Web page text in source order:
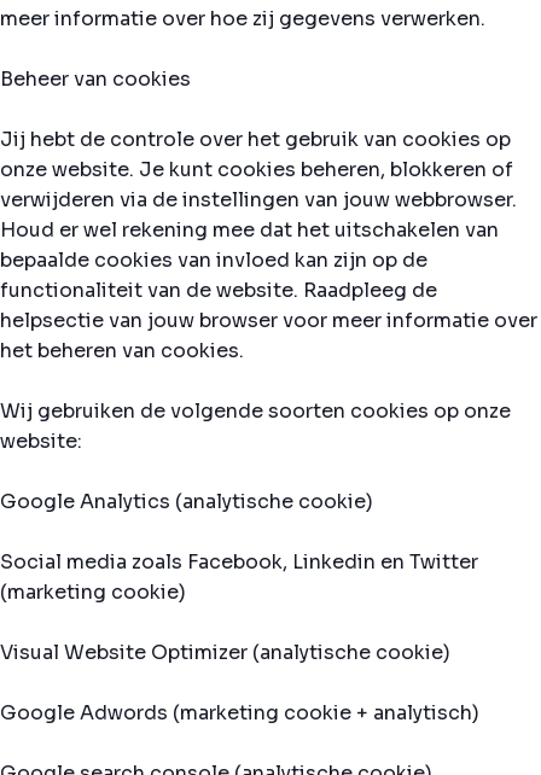
meer informatie over hoe zij gegevens verwerken.
Beheer van cookies
Jij hebt de controle over het gebruik van cookies op
onze website. Je kunt cookies beheren, blokkeren of
verwijderen via de instellingen van jouw webbrowser.
Houd er wel rekening mee dat het uitschakelen van
bepaalde cookies van invloed kan zijn op de
functionaliteit van de website. Raadpleeg de
helpsectie van jouw browser voor meer informatie over
het beheren van cookies.
Wij gebruiken de volgende soorten cookies op onze
website:
Google Analytics (analytische cookie)
Social media zoals Facebook, Linkedin en Twitter
(marketing cookie)
Visual Website Optimizer (analytische cookie)
Google Adwords (marketing cookie + analytisch)